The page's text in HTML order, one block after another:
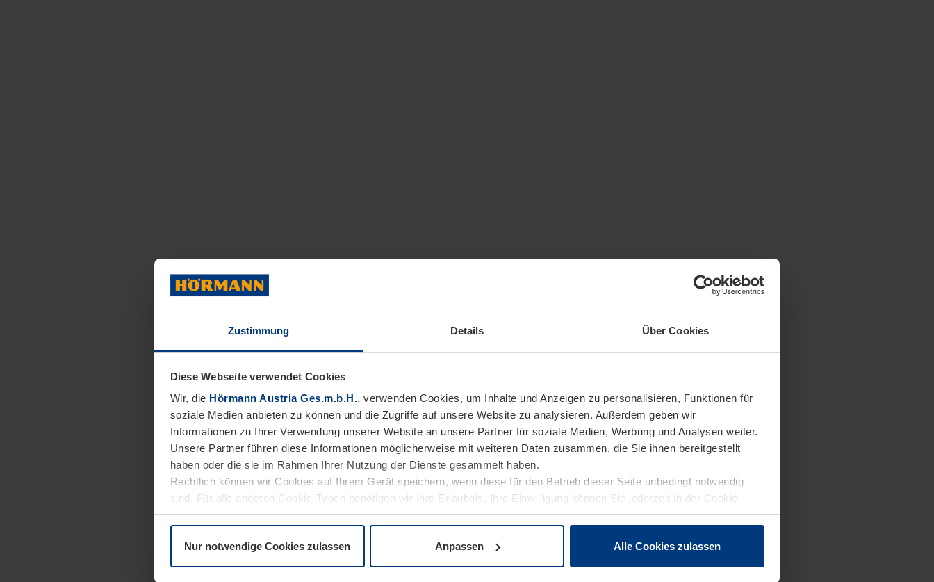
Zustimmung Details Über Cookies
Diese Webseite verwendet Cookies
Wir, die Hörmann Austria Ges.m.b.H., verwenden Cookies, um Inhalte und Anzeigen zu personalisieren, Funktionen für
soziale Medien anbieten zu können und die Zugriffe auf unsere Website zu analysieren. Außerdem geben wir
Informationen zu Ihrer Verwendung unserer Website an unsere Partner für soziale Medien, Werbung und Analysen weiter.
Unsere Partner führen diese Informationen möglicherweise mit weiteren Daten zusammen, die Sie ihnen bereitgestellt
haben oder die sie im Rahmen Ihrer Nutzung der Dienste gesammelt haben.
Rechtlich können wir Cookies auf Ihrem Gerät speichern, wenn diese für den Betrieb dieser Seite unbedingt notwendig
sind. Für alle anderen Cookie-Typen benötigen wir Ihre Erlaubnis. Ihre Einwilligung können Sie jederzeit in der Cookie-
Erläuterung auf der SeiteDatenschutzerklärungunserer Website ändern oder widerrufen.
Nur notwendige Cookies zulassen Anpassen Alle Cookies zulassen